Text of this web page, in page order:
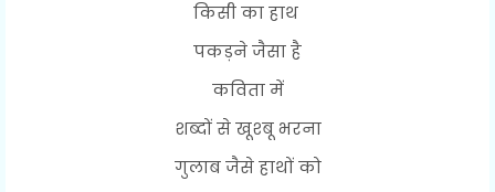
किसी का हाथ
पकड़ने जैसा है
कविता में
शब्दों से खूश्बू भरना
गुलाब जैसे हाथों को